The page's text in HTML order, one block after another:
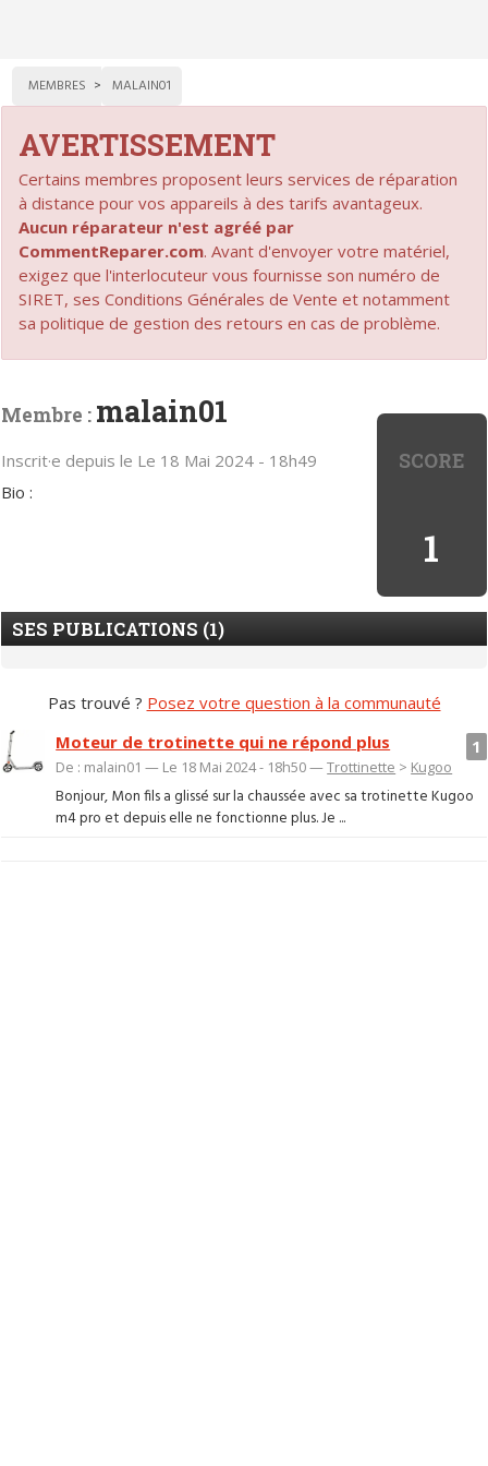
MEMBRES MALAIN01
AVERTISSEMENT
Certains membres proposent leurs services de réparation
à distance pour vos appareils à des tarifs avantageux.
Aucun réparateur n'est agréé par
CommentReparer.com. Avant d'envoyer votre matériel,
exigez que l'interlocuteur vous fournisse son numéro de
SIRET, ses Conditions Générales de Vente et notamment
sa politique de gestion des retours en cas de problème.
SCORE
1
Membre : malain01
Inscrit·e depuis le Le 18 Mai 2024 - 18h49
Bio :
SES PUBLICATIONS (1)
Pas trouvé ? Posez votre question à la communauté
1
Moteur de trotinette qui ne répond plus
De : malain01 — Le 18 Mai 2024 - 18h50 —Trottinette > Kugoo
Bonjour, Mon fils a glissé sur la chaussée avec sa trotinette Kugoo
m4 pro et depuis elle ne fonctionne plus. Je ...